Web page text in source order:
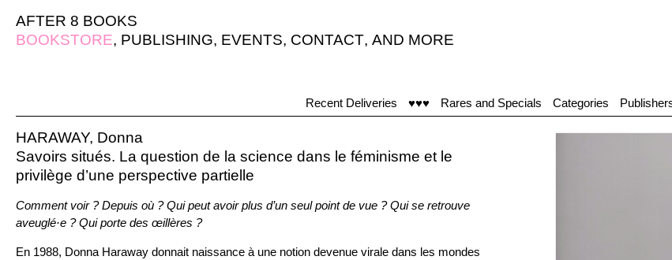
AFTER 8 BOOKS
BOOKSTORE, PUBLISHING, EVENTS, CONTACT, AND MORE
Recent Deliveries ♥♥♥ Rares and Specials Categories
HARAWAY, Donna
Savoirs situés. La question de la science dans le féminisme et le
privilège d’une perspective partielle
Comment voir ? Depuis où ? Qui peut avoir plus d’un seul point de vue ? Qui se retrouve
aveuglé·e ? Qui porte des œillères ?
En 1988, Donna Haraway donnait naissance à une notion devenue virale dans les mondes